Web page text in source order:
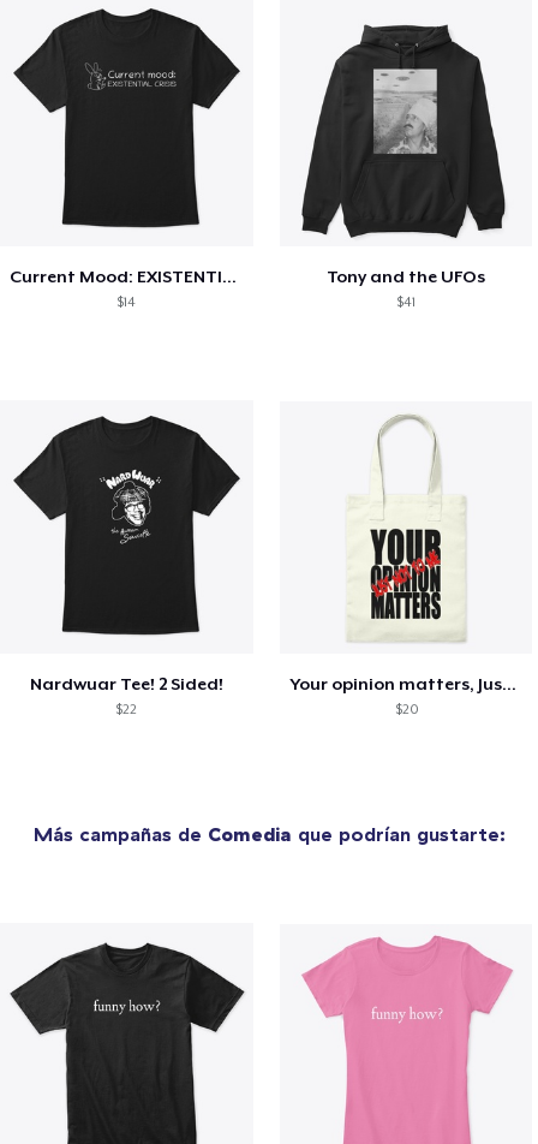
Current Mood: EXISTENTIAL CRISIS
$14
Tony and the UFOs
$41
Nardwuar Tee! 2 Sided!
$22
Your opinion matters, Just not to me!
$20
Más campañas de Comedia que podrían gustarte: